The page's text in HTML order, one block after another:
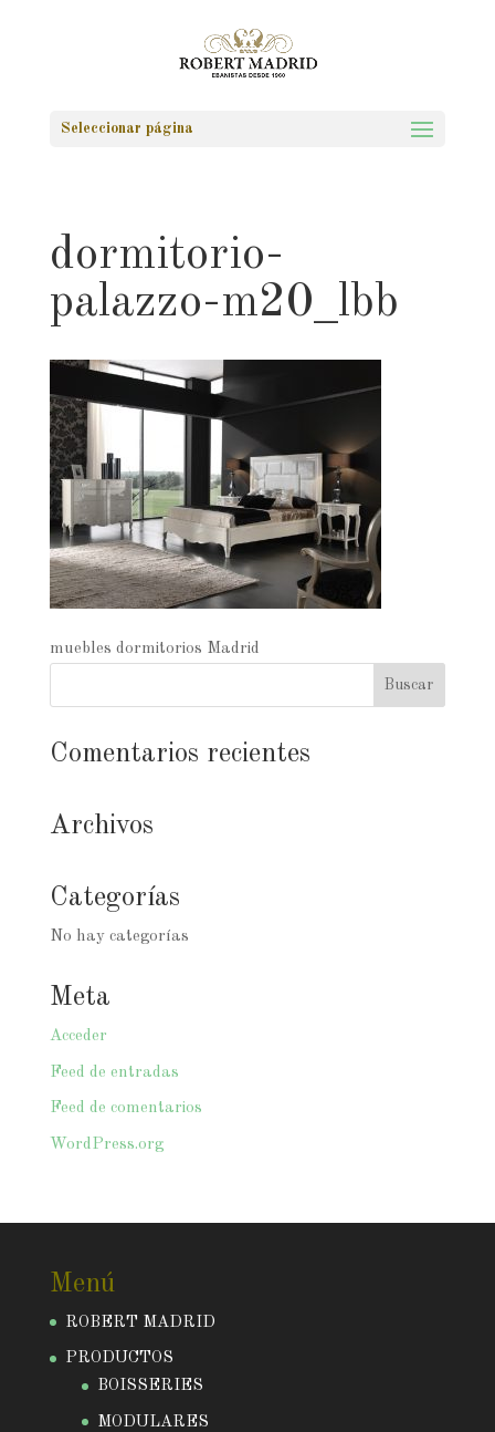
Seleccionar página
dormitorio-
palazzo-m20_lbb
muebles dormitorios Madrid
Comentarios recientes
Archivos
Categorías
No hay categorías
Meta
Acceder
Feed de entradas
Feed de comentarios
WordPress.org
Menú
ROBERT MADRID
PRODUCTOS
BOISSERIES
MODULARES